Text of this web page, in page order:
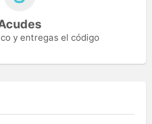
y entregas el código